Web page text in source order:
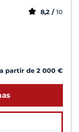
8,2 / 10
a partir de 2 000 €